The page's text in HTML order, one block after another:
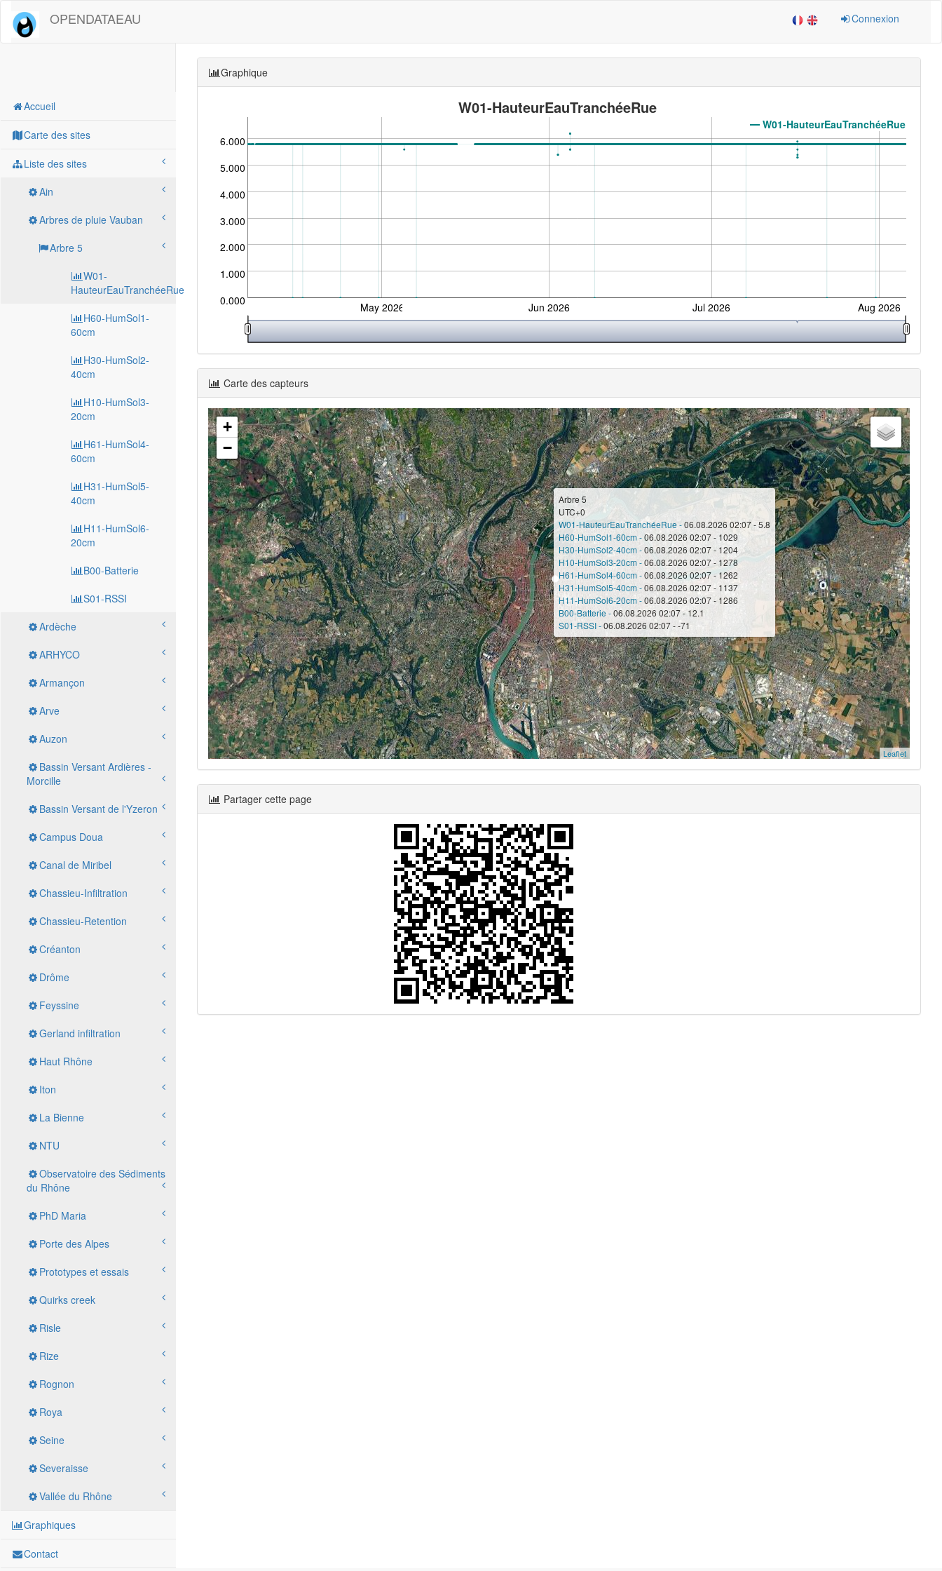
OPENDATAEAU Connexion
Accueil
Carte des sites
Liste des sites
Ain
Arbres de pluie Vauban
Arbre 5
W01-
HauteurEauTranchéeRue
H60-HumSol1-
60cm
H30-HumSol2-
40cm
H10-HumSol3-
20cm
H61-HumSol4-
60cm
H31-HumSol5-
40cm
H11-HumSol6-
20cm
B00-Batterie
S01-RSSI
Ardèche
ARHYCO
Armançon
Arve
Auzon
Bassin Versant Ardières -
Morcille
Bassin Versant de l'Yzeron
Campus Doua
Canal de Miribel
Chassieu-Infiltration
Chassieu-Retention
Créanton
Drôme
Feyssine
Gerland infiltration
Haut Rhône
Iton
La Bienne
NTU
Observatoire des Sédiments
du Rhône
PhD Maria
Porte des Alpes
Prototypes et essais
Quirks creek
Risle
Rize
Rognon
Roya
Seine
Severaisse
Vallée du Rhône
Graphiques
Contact
Graphique
W01-HauteurEauTranchéeRue
W01-HauteurEauTranchéeRue
0.000
1.000
2.000
3.000
4.000
5.000
6.000
May 2026 Jun 2026 Jul 2026 Aug 2026
Carte des capteurs
Arbre 5
UTC+0
W01-HauteurEauTranchéeRue -06.08.2026 02:07 - 5.8
H60-HumSol1-60cm -06.08.2026 02:07 - 1029
H30-HumSol2-40cm -06.08.2026 02:07 - 1204
H10-HumSol3-20cm -06.08.2026 02:07 - 1278
H61-HumSol4-60cm -06.08.2026 02:07 - 1262
H31-HumSol5-40cm -06.08.2026 02:07 - 1137
H11-HumSol6-20cm -06.08.2026 02:07 - 1286
B00-Batterie -06.08.2026 02:07 - 12.1
S01-RSSI -06.08.2026 02:07 - -71
+
−
Leaflet
Partager cette page